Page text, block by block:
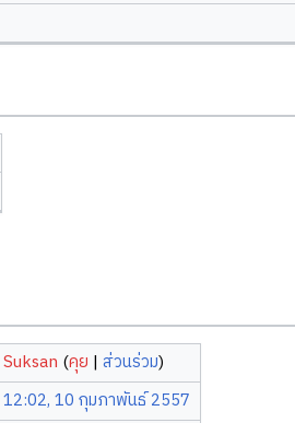
Suksan (คุย |ส่วนร่วม)
12:02, 10 กุมภาพันธ์ 2557